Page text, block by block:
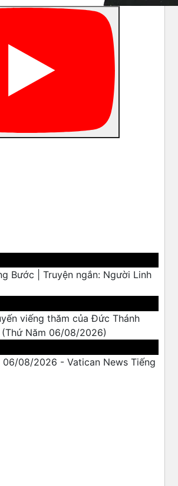
Bước | Truyện ngắn: Người Linh
viếng thăm của Đức Thánh
(Thứ Năm 06/08/2026)
06/08/2026 - Vatican News Tiếng